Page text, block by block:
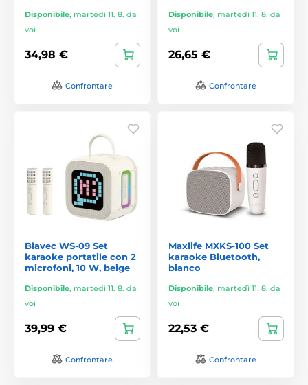
Disponibile, martedì 11. 8. da
voi
34,98 €
Confrontare
Disponibile, martedì 11. 8. da
voi
26,65 €
Confrontare
Blavec WS-09 Set
karaoke portatile con 2
microfoni, 10 W, beige
Disponibile, martedì 11. 8. da
voi
39,99 €
Confrontare
Maxlife MXKS-100 Set
karaoke Bluetooth,
bianco
Disponibile, martedì 11. 8. da
voi
22,53 €
Confrontare